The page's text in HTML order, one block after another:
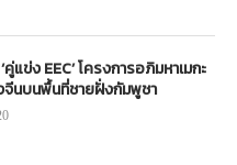
แข่ง EEC’ โครงการอภิมหาเมกะ
จีนบนพื้นที่ชายฝั่งกัมพูชา